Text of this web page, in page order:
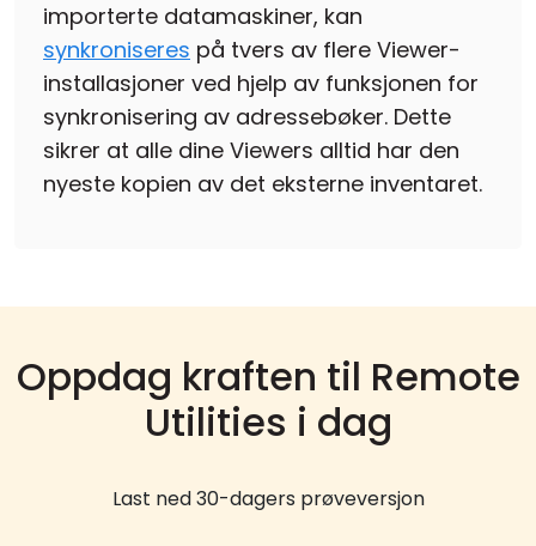
importerte datamaskiner, kan
synkroniseres på tvers av flere Viewer-
installasjoner ved hjelp av funksjonen for
synkronisering av adressebøker. Dette
sikrer at alle dine Viewers alltid har den
nyeste kopien av det eksterne inventaret.
Oppdag kraften til Remote
Utilities i dag
Last ned 30-dagers prøveversjon